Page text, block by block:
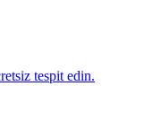
tespit edin.